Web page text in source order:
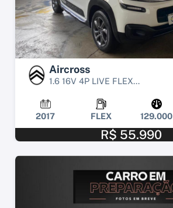
Aircross
1.6 16V 4P LIVE FLEX...
2017 FLEX 129.000
R$ 55.990